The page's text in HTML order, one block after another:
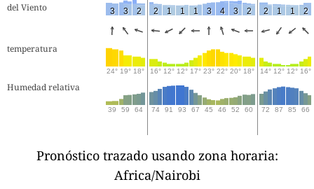
del Viento
3 3 2 2 1 1 1 3 4 3 2 2 1 1 2
temperatura
24° 19° 18° 16° 12° 12° 17° 23° 22° 20° 18° 14° 12° 12° 16°
Humedad relativa
39 59 64 74 91 93 67 45 46 52 60 72 87 85 66
Pronóstico trazado usando zona horaria:
Africa/Nairobi